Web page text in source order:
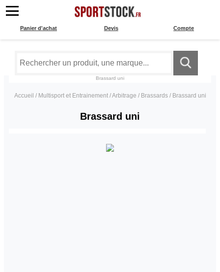
Compte
Devis
Panier d'achat
Brassard uni
Accueil / Multisport et Entrainement/Arbitrage / Brassards/ Brassard uni
Brassard uni